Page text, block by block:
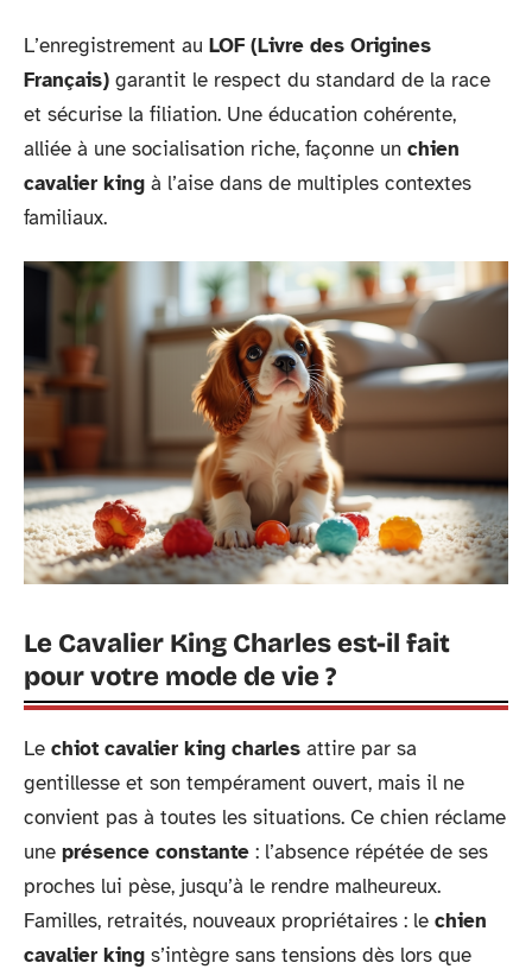
L’enregistrement au LOF (Livre des Origines
Français) garantit le respect du standard de la race
et sécurise la filiation. Une éducation cohérente,
alliée à une socialisation riche, façonne un chien
cavalier king à l’aise dans de multiples contextes
familiaux.
Le Cavalier King Charles est-il fait
pour votre mode de vie ?
Le chiot cavalier king charles attire par sa
gentillesse et son tempérament ouvert, mais il ne
convient pas à toutes les situations. Ce chien réclame
une présence constante : l’absence répétée de ses
proches lui pèse, jusqu’à le rendre malheureux.
Familles, retraités, nouveaux propriétaires : le chien
cavalier king s’intègre sans tensions dès lors que